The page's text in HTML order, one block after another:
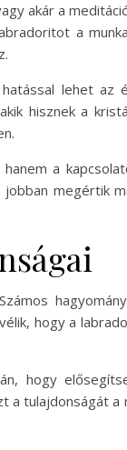
akár a
a
lehet
hisznek a
a
megértik
hogy a
hogy
tulajdonságát